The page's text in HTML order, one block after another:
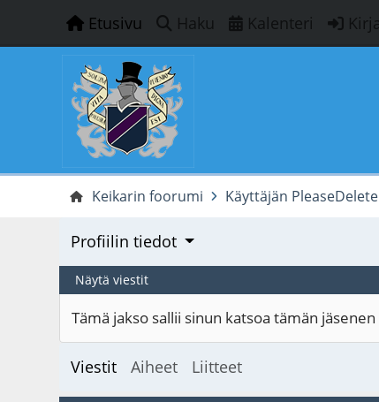
Etusivu Haku Kalenteri
Keikarin foorumi Käyttäjän
Profiilin tiedot
Näytä viestit
Tämä jakso sallii sinun katsoa tämän
Viestit Aiheet Liitteet